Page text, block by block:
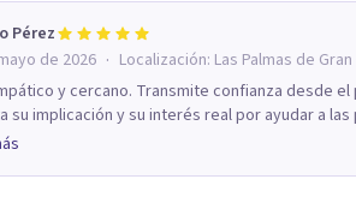
Pérez
de 2026 · Localización: Las Palmas de
y cercano. Transmite confianza desde
su implicación y su interés real por ayudar a las